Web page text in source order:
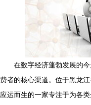
在数字经济蓬勃发展的
费者的核心渠道。位于黑龙
应运而生的一家专注于为各